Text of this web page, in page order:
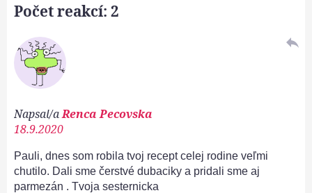
Počet reakcí: 2
Napsal/aRenca Pecovska
18.9.2020
Pauli, dnes som robila tvoj recept celej rodine veľmi
chutilo. Dali sme čerstvé dubaciky a pridali sme aj
parmezán . Tvoja sesternicka
reply